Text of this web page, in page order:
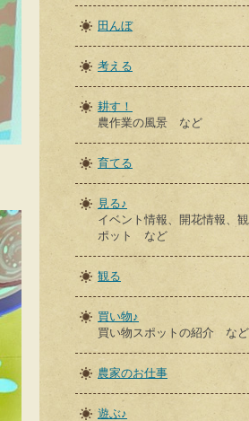
田んぼ
考える
耕す！
農作業の風景 など
育てる
見る♪
イベント情報、開花情報、
ポット など
観る
買い物♪
買い物スポットの紹介 など
農家のお仕事
遊ぶ♪